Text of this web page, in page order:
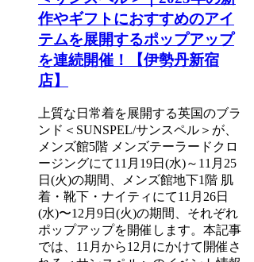
作やギフトにおすすめのアイ
テムを展開するポップアップ
を連続開催！【伊勢丹新宿
店】
上質な日常着を展開する英国のブラ
ンド＜SUNSPEL/サンスペル＞が、
メンズ館5階 メンズテーラードクロ
ージングにて11月19日(水)～11月25
日(火)の期間、メンズ館地下1階 肌
着・靴下・ナイティにて11月26日
(水)〜12月9日(火)の期間、それぞれ
ポップアップを開催します。本記事
では、11月から12月にかけて開催さ